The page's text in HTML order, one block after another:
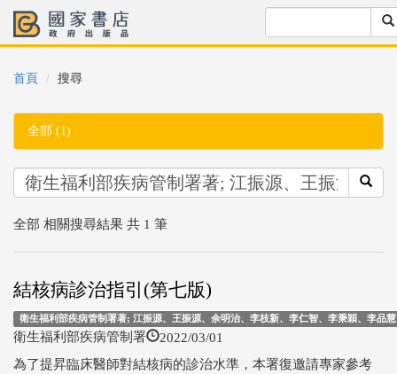
首頁 搜尋
全部 (1)
全部 相關搜尋結果 共 1 筆
結核病診治指引(第七版)
衛生福利部疾病管制署著; 江振源、王振源、余明治、李枝新、李仁智、李秉穎、李品
衛生福利部疾病管制署 2022/03/01
為了提昇臨床醫師對結核病的診治水準，本署復邀請專家參考